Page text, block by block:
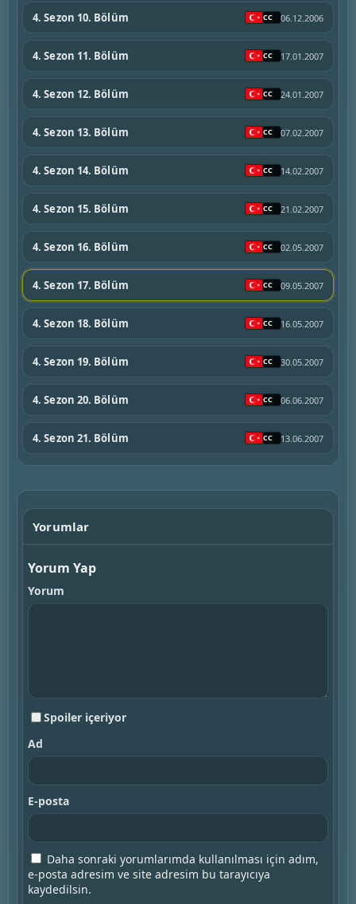
4. Sezon 10. Bölüm 06.12.2006
4. Sezon 11. Bölüm 17.01.2007
4. Sezon 12. Bölüm 24.01.2007
4. Sezon 13. Bölüm 07.02.2007
4. Sezon 14. Bölüm 14.02.2007
4. Sezon 15. Bölüm 21.02.2007
4. Sezon 16. Bölüm 02.05.2007
4. Sezon 17. Bölüm 09.05.2007
4. Sezon 18. Bölüm 16.05.2007
4. Sezon 19. Bölüm 30.05.2007
4. Sezon 20. Bölüm 06.06.2007
4. Sezon 21. Bölüm 13.06.2007
Yorumlar
Yorum Yap
Yorum
Spoiler içeriyor
Ad
E-posta
Daha sonraki yorumlarımda kullanılması için adım,
e-posta adresim ve site adresim bu tarayıcıya
kaydedilsin.